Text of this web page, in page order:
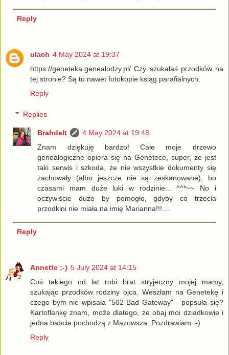
Reply
ulach 4 May 2024 at 19:37
https://geneteka.genealodzy.pl/ Czy szukałaś przodków na
tej stronie? Są tu nawet fotokopie ksiąg parafialnych.
Reply
Replies
Brahdelt
4 May 2024 at 19:48
Znam dziękuję bardzo! Całe moje drzewo
genealogiczne opiera się na Genetece, super, że jest
taki serwis i szkoda, że nie wszystkie dokumenty się
zachowały (albo jeszcze nie są zeskanowane), bo
czasami mam duże luki w rodzinie... ^^*~~ No i
oczywiście dużo by pomogło, gdyby co trzecia
przodkini nie miała na imię Marianna!!!....
Reply
Annette ;-) 5 July 2024 at 14:15
Coś takiego od lat robi brat stryjeczny mojej mamy,
szukając przodków rodziny ojca. Weszłam na Genetekę i
czego bym nie wpisała "502 Bad Gateway" - popsuła się?
Kartoflankę znam, może dlatego, że obaj moi dziadkowie i
jedna babcia pochodzą z Mazowsza. Pozdrawiam :-)
Reply